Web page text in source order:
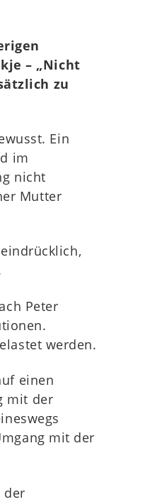
– „Nicht
zu
Ein
im
nicht
Mutter
Peter
werden.
einen
mit der
mit der
der